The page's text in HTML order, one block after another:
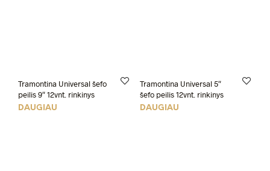
Tramontina Universal šefo
peilis 9″ 12vnt. rinkinys
DAUGIAU
Tramontina Universal 5″
šefo peilis 12vnt. rinkinys
DAUGIAU